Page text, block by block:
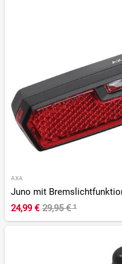
AXA
Juno mit
24,99 € 29,95 €¹